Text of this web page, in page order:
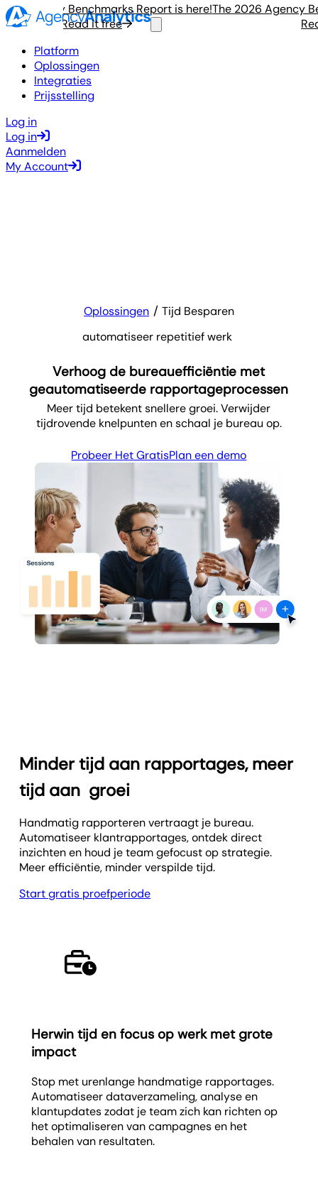
Agency Benchmarks Report is here!
Read it free
The 2026 Agency
Platform
Oplossingen
Integraties
Prijsstelling
Log in
Log in
Aanmelden
My Account
Oplossingen
Tijd Besparen
automatiseer repetitief werk
Verhoog de bureauefficiëntie met
geautomatiseerde rapportageprocessen
Meer tijd betekent snellere groei. Verwijder
tijdrovende knelpunten en schaal je bureau op.
Probeer Het GratisPlan een demo
Minder tijd aan rapportages, meer
tijd aan groei
Handmatig rapporteren vertraagt je bureau.
Automatiseer klant­rapportages, ontdek direct
inzichten en houd je team gefocust op strategie.
Meer efficiëntie, minder verspilde tijd.
Start gratis proefperiode
Herwin tijd en focus op werk met grote
impact
Stop met urenlange handmatige rapportages.
Automatiseer dataverzameling, analyse en
klantupdates zodat je team zich kan richten op
het optimaliseren van campagnes en het
behalen van resultaten.